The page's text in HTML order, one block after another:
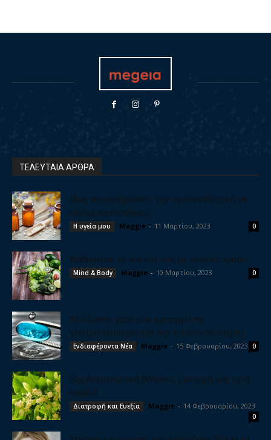
ΤΕΛΕΥΤΑΙΑ ΑΡΘΡΑ
Πως να εφαρμόσετε την ομοιοπαθητική σε
οξείες καταστάσεις
Η υγεία μου Maggie - 11 Μαρτίου, 2023 0
Καθαρίστε το συκώτι σας με φυσικό τρόπο
Mind & Body Maggie - 10 Μαρτίου, 2023 0
Το έξυπνο χάπι που καταργεί τη
γαστροσκόπηση και την κολονοσκόπηση
Ενδιαφέροντα Νέα Maggie - 15 Φεβρουαρίου, 2023 0
Καρδιοτονωτικά βότανα, για γερή και υγιή
καρδιά
Διατροφή και Ευεξία Maggie - 14 Φεβρουαρίου, 2023
0